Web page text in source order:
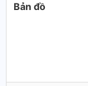
Bản đồ